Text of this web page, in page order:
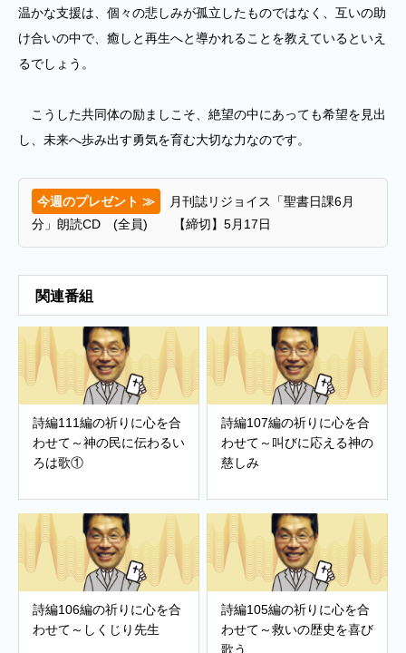
温かな支援は、個々の悲しみが孤立したものではなく、互いの助
け合いの中で、癒しと再生へと導かれることを教えているといえ
るでしょう。
こうした共同体の励ましこそ、絶望の中にあっても希望を見出
し、未来へ歩み出す勇気を育む大切な力なのです。
今週のプレゼント ≫
月刊誌リジョイス「聖書日課6月
分」朗読CD (全員) 【締切】5月17日
関連番組
詩編111編の祈りに心を合
わせて～神の民に伝わるい
ろは歌①
詩編107編の祈りに心を合
わせて～叫びに応える神の
慈しみ
詩編106編の祈りに心を合
わせて～しくじり先生
詩編105編の祈りに心を合
わせて～救いの歴史を喜び
歌う